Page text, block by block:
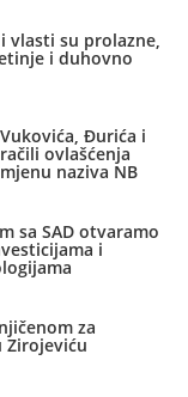
vlasti su prolazne,
i duhovno
Đurića i
ovlašćenja
naziva NB
sa SAD otvaramo
i
za
Zirojeviću